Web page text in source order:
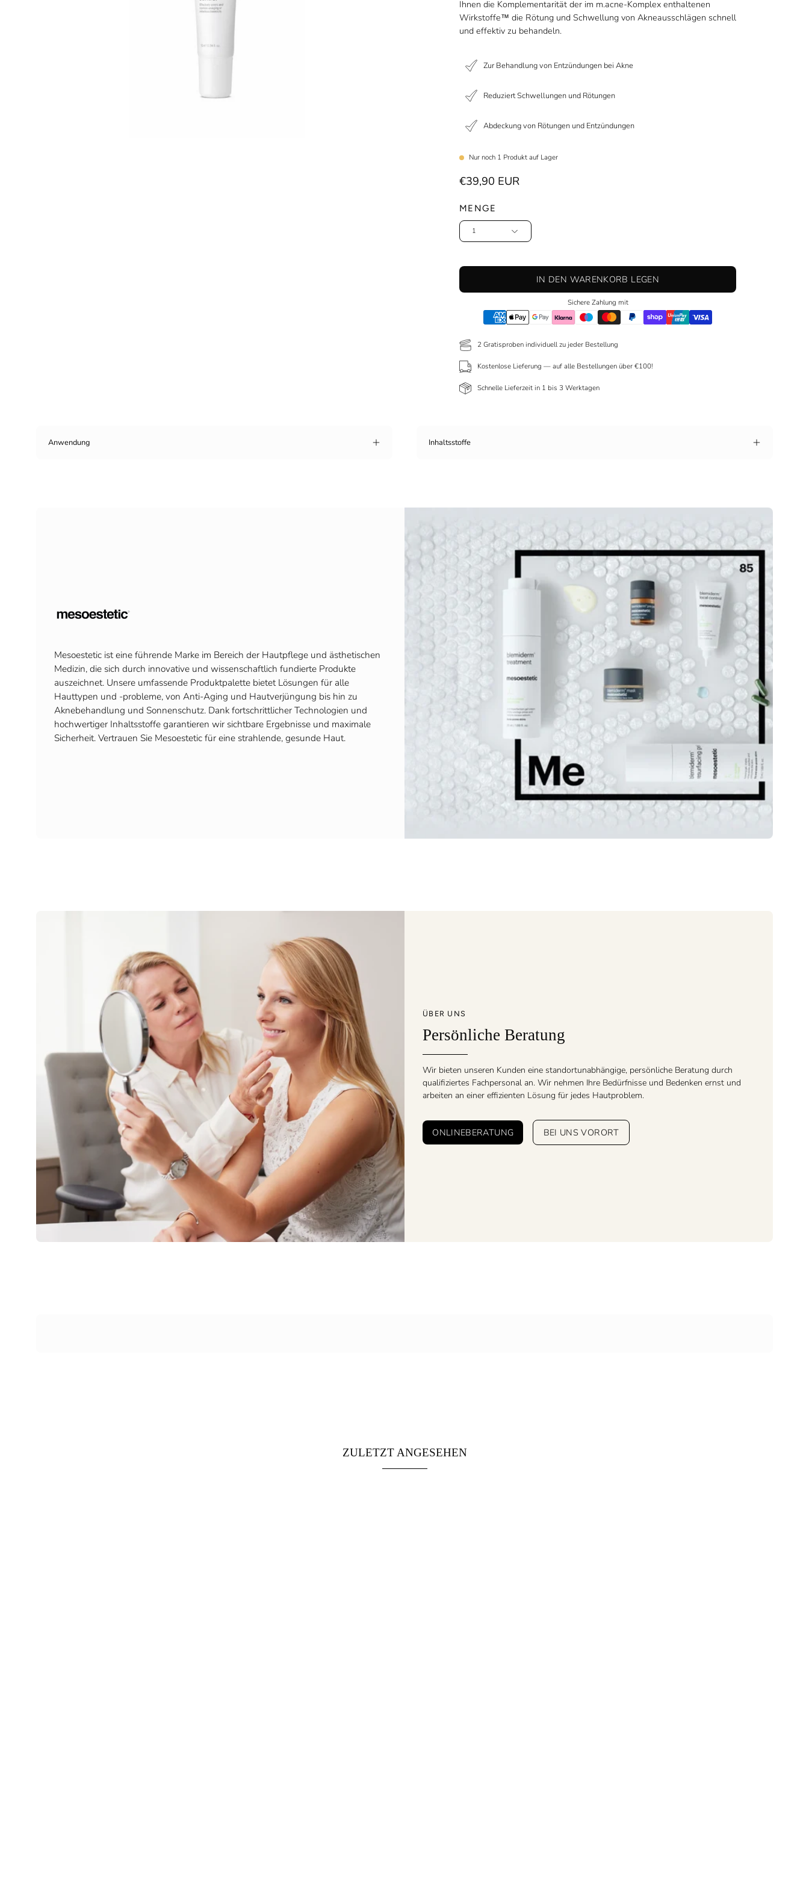
Ihnen die Komplementarität der im m.acne-Komplex enthaltenen
Wirkstoffe™ die Rötung und Schwellung von Akneausschlägen schnell
und effektiv zu behandeln.
Zur Behandlung von Entzündungen bei Akne
Reduziert Schwellungen und Rötungen
Abdeckung von Rötungen und Entzündungen
Nur noch 1 Produkt auf Lager
€39,90 EUR
MENGE
1
IN DEN WARENKORB LEGEN
Sichere Zahlung mit
2 Gratisproben individuell zu jeder Bestellung
Kostenlose Lieferung — auf alle Bestellungen über €100!
Schnelle Lieferzeit in 1 bis 3 Werktagen
Anwendung Inhaltsstoffe
Mesoestetic ist eine führende Marke im Bereich der Hautpflege und ästhetischen
Medizin, die sich durch innovative und wissenschaftlich fundierte Produkte
auszeichnet. Unsere umfassende Produktpalette bietet Lösungen für alle
Hauttypen und -probleme, von Anti-Aging und Hautverjüngung bis hin zu
Aknebehandlung und Sonnenschutz. Dank fortschrittlicher Technologien und
hochwertiger Inhaltsstoffe garantieren wir sichtbare Ergebnisse und maximale
Sicherheit. Vertrauen Sie Mesoestetic für eine strahlende, gesunde Haut.
ÜBER UNS
Persönliche Beratung
Wir bieten unseren Kunden eine standortunabhängige, persönliche Beratung durch
qualifiziertes Fachpersonal an. Wir nehmen Ihre Bedürfnisse und Bedenken ernst und
arbeiten an einer effizienten Lösung für jedes Hautproblem.
ONLINEBERATUNG BEI UNS VORORT
ZULETZT ANGESEHEN